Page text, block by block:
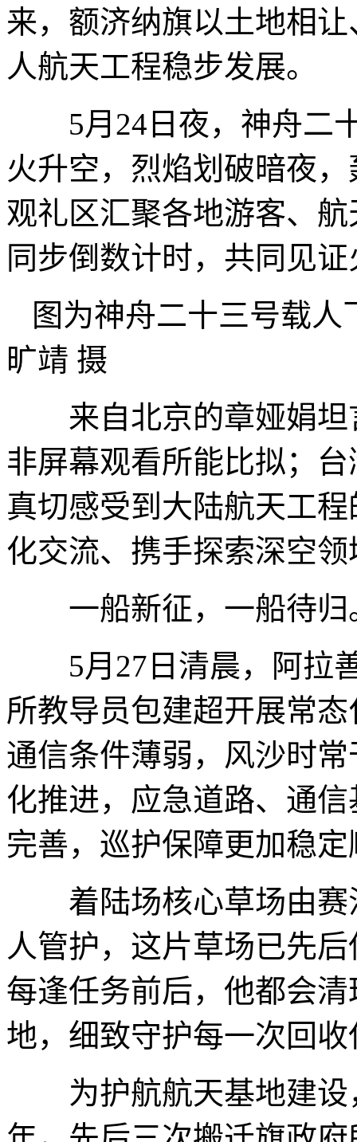
来，额济纳旗以土地相
人航天工程稳步发展。
5月24日夜，神舟二十
火升空，烈焰划破暗夜
观礼区汇聚各地游客、
同步倒数计时，共同见
图为神舟二十三号载
旷靖 摄
来自北京的章娅娟坦
非屏幕观看所能比拟；
真切感受到大陆航天工
化交流、携手探索深空领
一船新征，一船待归
5月27日清晨，阿拉善
所教导员包建超开展常
通信条件薄弱，风沙时
化推进，应急道路、通
完善，巡护保障更加稳定
着陆场核心草场由赛
人管护，这片草场已先
每逢任务前后，他都会
地，细致守护每一次回
为护航航天基地建设